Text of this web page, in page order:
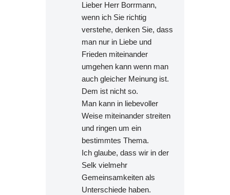
Lieber Herr Borrmann,
wenn ich Sie richtig
verstehe, denken Sie, dass
man nur in Liebe und
Frieden miteinander
umgehen kann wenn man
auch gleicher Meinung ist.
Dem ist nicht so.
Man kann in liebevoller
Weise miteinander streiten
und ringen um ein
bestimmtes Thema.
Ich glaube, dass wir in der
Selk vielmehr
Gemeinsamkeiten als
Unterschiede haben.